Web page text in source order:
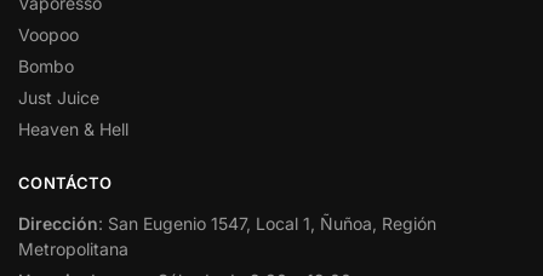
Voopoo
Bombo
Just Juice
Heaven & Hell
CONTÁCTO
Dirección: San Eugenio 1547, Local 1, Ñuñoa, Región
Metropolitana